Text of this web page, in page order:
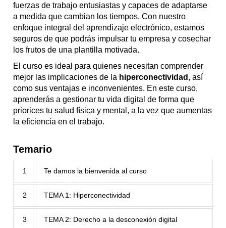
fuerzas de trabajo entusiastas y capaces de adaptarse
a medida que cambian los tiempos. Con nuestro
enfoque integral del aprendizaje electrónico, estamos
seguros de que podrás impulsar tu empresa y cosechar
los frutos de una plantilla motivada.
El curso es ideal para quienes necesitan comprender
mejor las implicaciones de la hiperconectividad , así
como sus ventajas e inconvenientes. En este curso,
aprenderás a gestionar tu vida digital de forma que
priorices tu salud física y mental, a la vez que aumentas
la eficiencia en el trabajo.
Temario
1 Te damos la bienvenida al curso
2 TEMA 1: Hiperconectividad
3 TEMA 2: Derecho a la desconexión digital